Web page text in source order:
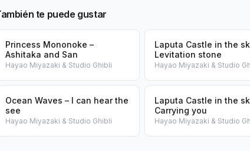
te puede gustar
Princess Mononoke –
Ashitaka and San
Hayao Miyazaki & Studio Ghibli
Laputa Castle in the
Levitation stone
Hayao Miyazaki & Studio
Ocean Waves – I can hear the
see
Hayao Miyazaki & Studio Ghibli
Laputa Castle in the
Carrying you
Hayao Miyazaki & Studio